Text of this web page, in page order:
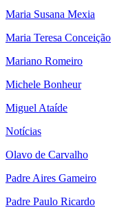
Maria Susana Mexia
Maria Teresa Conceição
Mariano Romeiro
Michele Bonheur
Miguel Ataíde
Notícias
Olavo de Carvalho
Padre Aires Gameiro
Padre Paulo Ricardo